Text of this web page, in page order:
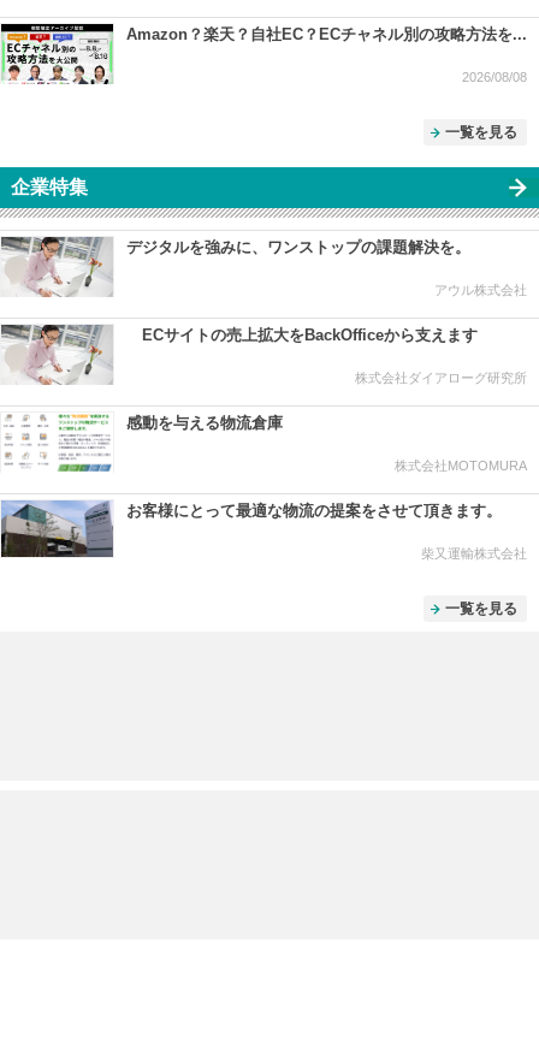
Amazon？楽天？自社EC？ECチャネル別の攻略方法を...
2026/08/08
一覧を見る
企業特集
デジタルを強みに、ワンストップの課題解決を。
アウル株式会社
ECサイトの売上拡大をBackOfficeから支えます
株式会社ダイアローグ研究所
感動を与える物流倉庫
株式会社MOTOMURA
お客様にとって最適な物流の提案をさせて頂きます。
柴又運輸株式会社
一覧を見る